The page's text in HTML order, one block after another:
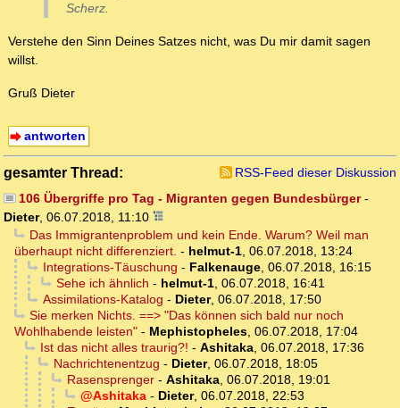
Scherz.
Verstehe den Sinn Deines Satzes nicht, was Du mir damit sagen
willst.
Gruß Dieter
antworten
gesamter Thread:
RSS-Feed dieser Diskussion
106 Übergriffe pro Tag - Migranten gegen Bundesbürger-
Dieter, 06.07.2018, 11:10
Das Immigrantenproblem und kein Ende. Warum? Weil man
überhaupt nicht differenziert. - helmut-1, 06.07.2018, 13:24
Integrations-Täuschung - Falkenauge, 06.07.2018, 16:15
Sehe ich ähnlich - helmut-1, 06.07.2018, 16:41
Assimilations-Katalog - Dieter, 06.07.2018, 17:50
Sie merken Nichts. ==> "Das können sich bald nur noch
Wohlhabende leisten" - Mephistopheles, 06.07.2018, 17:04
Ist das nicht alles traurig?! - Ashitaka, 06.07.2018, 17:36
Nachrichtenentzug - Dieter, 06.07.2018, 18:05
Rasensprenger- Ashitaka, 06.07.2018, 19:01
@Ashitaka- Dieter, 06.07.2018, 22:53